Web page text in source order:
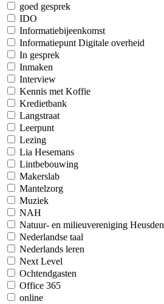
goed gesprek
IDO
Informatiebijeenkomst
Informatiepunt Digitale overheid
In gesprek
Inmaken
Interview
Kennis met Koffie
Kredietbank
Langstraat
Leerpunt
Lezing
Lia Hesemans
Lintbebouwing
Makerslab
Mantelzorg
Muziek
NAH
Natuur- en milieuvereniging Heusden
Nederlandse taal
Nederlands leren
Next Level
Ochtendgasten
Office 365
online